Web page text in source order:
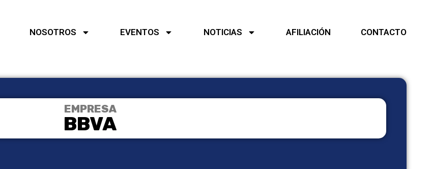
NOSOTROS EVENTOS NOTICIAS AFILIACIÓN CONTACTO
EMPRESA
BBVA